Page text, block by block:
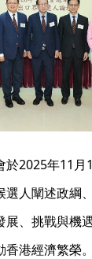
於2025年11月
選人闡述政綱
、挑戰與機
港經濟繁榮。